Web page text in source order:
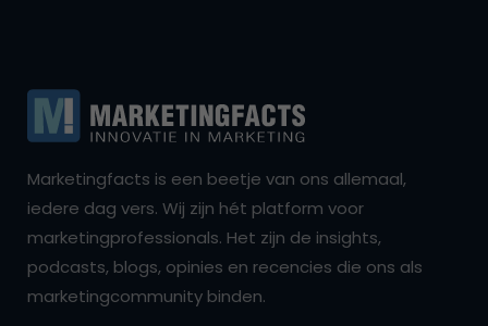
Marketingfacts is een beetje van ons allemaal,
iedere dag vers. Wij zijn hét platform voor
marketingprofessionals. Het zijn de insights,
podcasts, blogs, opinies en recencies die ons als
marketingcommunity binden.